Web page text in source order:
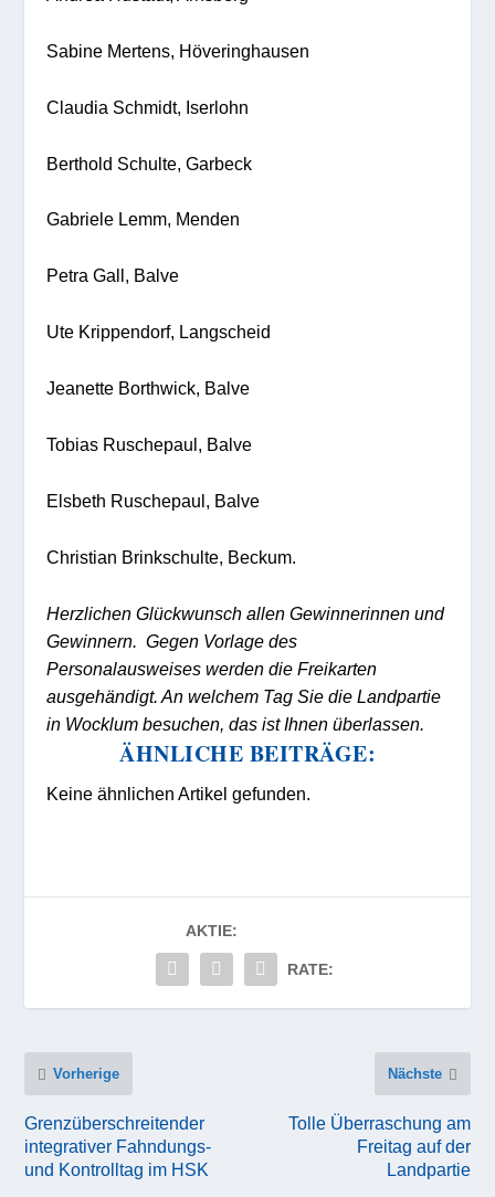
Sabine Mertens, Höveringhausen
Claudia Schmidt, Iserlohn
Berthold Schulte, Garbeck
Gabriele Lemm, Menden
Petra Gall, Balve
Ute Krippendorf, Langscheid
Jeanette Borthwick, Balve
Tobias Ruschepaul, Balve
Elsbeth Ruschepaul, Balve
Christian Brinkschulte, Beckum.
Herzlichen Glückwunsch allen Gewinnerinnen und
Gewinnern. Gegen Vorlage des
Personalausweises werden die Freikarten
ausgehändigt. An welchem Tag Sie die Landpartie
in Wocklum besuchen, das ist Ihnen überlassen.
ÄHNLICHE BEITRÄGE:
Keine ähnlichen Artikel gefunden.
AKTIE:
RATE:
Vorherige
Grenzüberschreitender
integrativer Fahndungs-
und Kontrolltag im HSK
Nächste
Tolle Überraschung am
Freitag auf der
Landpartie